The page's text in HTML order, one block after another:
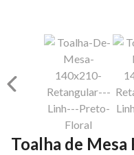
Toalha de